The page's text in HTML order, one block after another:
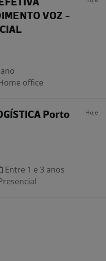
VOZ -
office
Porto
Hoje
Entre 1 e 3 anos